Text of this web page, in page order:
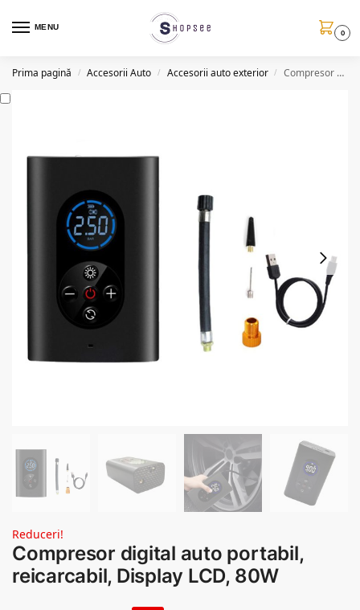
MENU
0
Prima pagină / Accesorii Auto / Accesorii auto exterior / Compresor digital auto portabil, reicarcabil, Display LCD, 80W
Reduceri!
Compresor digital auto portabil,
reicarcabil, Display LCD, 80W